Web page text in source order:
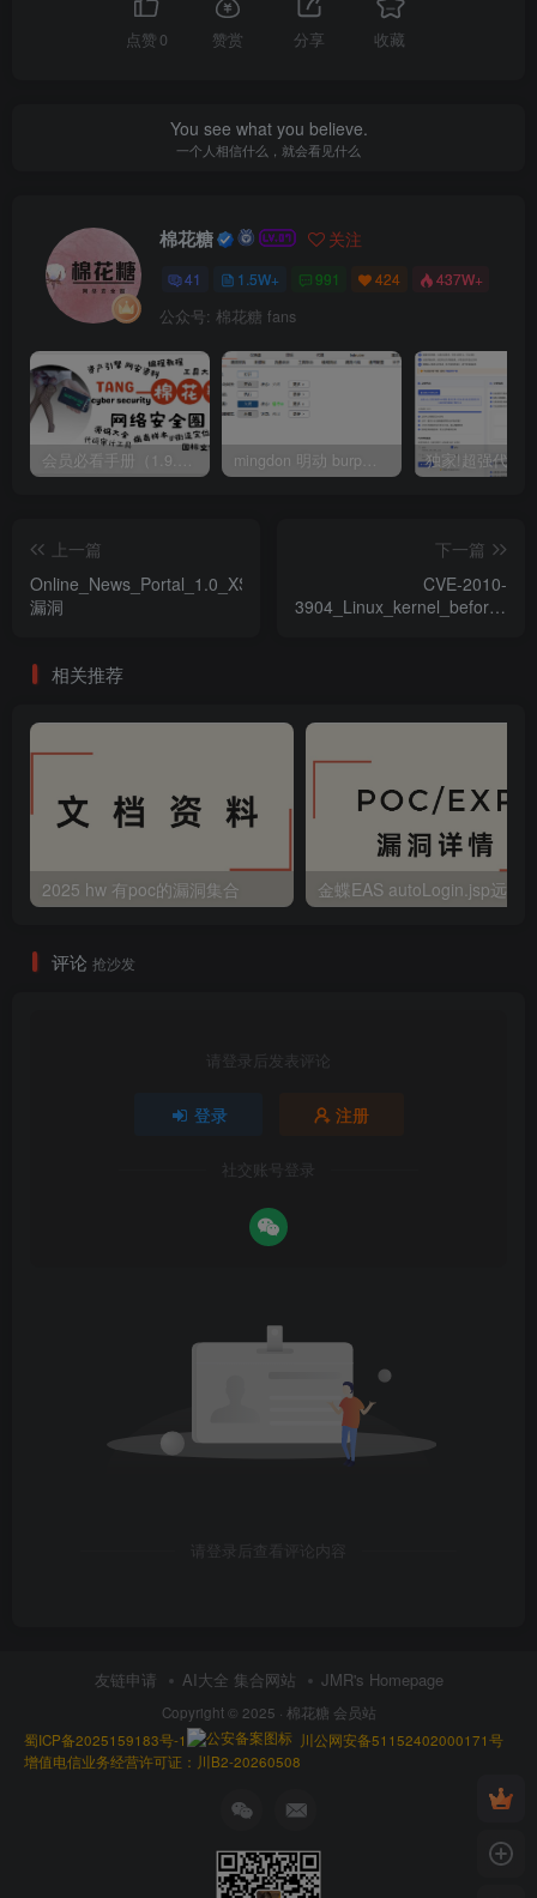
点赞 0 赞赏 分享 收藏
You see what you believe.
一个人相信什么，就会看见什么
棉花糖 关注
41 1.5W+ 991 424 437W+
公众号: 棉花糖 fans
会员必看手册（1.9.0版本 26.4.5更新） mingdon 明动 burp插件0.2.6版本 本地时间校验去除版
上一篇
Online_News_Portal_1.0_XSS
漏洞
下一篇
CVE-2010-
相关推荐
2025 hw 有poc的漏洞集合
评论 抢沙发
请登录后发表评论
登录 注册
社交账号登录
请登录后查看评论内容
友链申请 AI大全 集合网站 JMR's Homepage
Copyright © 2025 · 棉花糖 会员站
蜀ICP备2025159183号-1
川公网安备51152402000171号
增值电信业务经营许可证：川B2-20260508